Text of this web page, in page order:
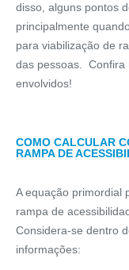
disso, alguns pontos
principalmente
para viabilização de
das pessoas. Confira
envolvidos!
COMO CALCULAR
RAMPA DE
A equação primordial
rampa de
Considera-se dentro
informações: